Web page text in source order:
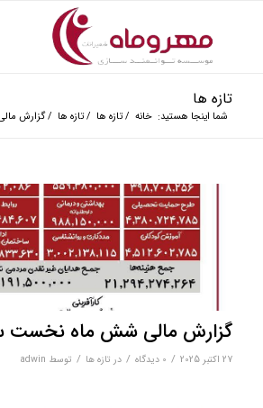
تازه ها
شما اینجا هستید: خانه / تازه ها / تازه ها /گزارش
گزارش مالی شش ماه نخست سال
27 اکتبر 2025 / 0 دیدگاه‌ / در تازه ها / توسط adwin